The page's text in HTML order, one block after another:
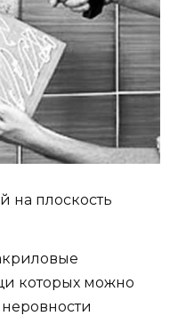
на плоскость
которых можно